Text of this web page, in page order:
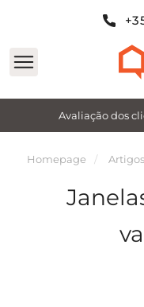
Avaliação dos
Homepage Artigos